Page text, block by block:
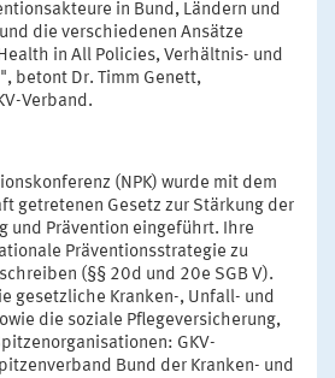
in Bund, Ländern und
die verschiedenen Ansätze
in All Policies, Verhältnis- und
betont Dr. Timm Genett,
Verband.
(NPK) wurde mit dem
getretenen Gesetz zur Stärkung der
und Prävention eingeführt. Ihre
Präventionsstrategie zu
(§§ 20d und 20e SGB V).
gesetzliche Kranken-, Unfall- und
die soziale Pflegeversicherung,
GKV-
Bund der Kranken- und